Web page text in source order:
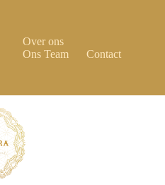
Over ons
Ons Team
Contact